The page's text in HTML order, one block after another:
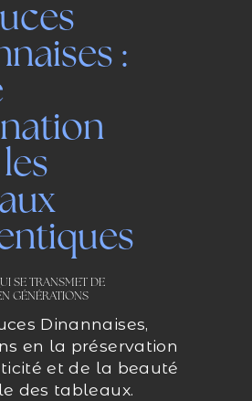
:
SE TRANSMET DE
GÉNÉRATIONS
Dinannaises,
en la préservation
et de la beauté
des tableaux.